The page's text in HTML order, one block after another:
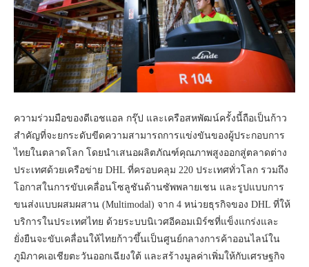
ความร่วมมือของดีเอชแอล กรุ๊ป และเครือสหพัฒน์ครั้งนี้ถือเป็นก้าว
สำคัญที่จะยกระดับขีดความสามารถการแข่งขันของผู้ประกอบการ
ไทยในตลาดโลก โดยนำเสนอผลิตภัณฑ์คุณภาพสูงออกสู่ตลาดต่าง
ประเทศด้วยเครือข่าย DHL ที่ครอบคลุม 220 ประเทศทั่วโลก รวมถึง
โอกาสในการขับเคลื่อนโซลูชันด้านซัพพลายเชน และรูปแบบการ
ขนส่งแบบผสมผสาน (Multimodal) จาก 4 หน่วยธุรกิจของ DHL ที่ให้
บริการในประเทศไทย ด้วยระบบนิเวศอีคอมเมิร์ซที่แข็งแกร่งและ
ยั่งยืนจะขับเคลื่อนให้ไทยก้าวขึ้นเป็นศูนย์กลางการค้าออนไลน์ใน
ภูมิภาคเอเชียตะวันออกเฉียงใต้ และสร้างมูลค่าเพิ่มให้กับเศรษฐกิจ